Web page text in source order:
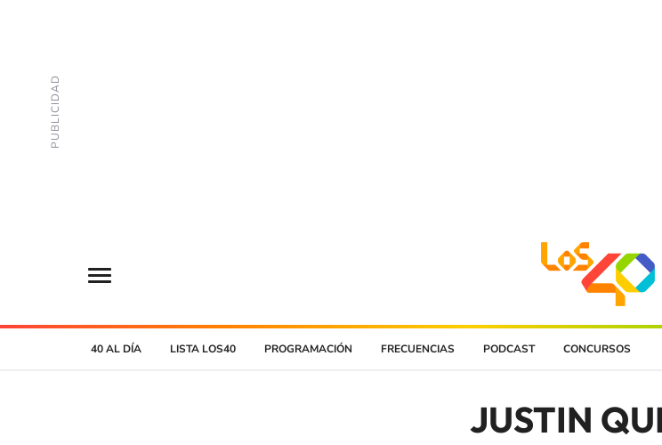
40 AL DÍA LISTA LOS40 PROGRAMACIÓN FRECUENCIAS PODCAST CONCURSOS
JUSTIN